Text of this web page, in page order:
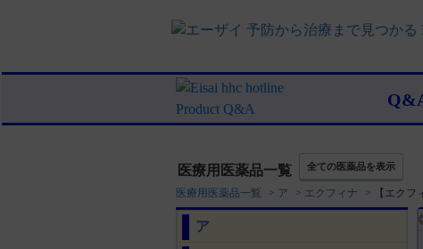
医療用医薬品一覧 全ての医薬品を表示
医療用医薬品一覧 > ア > エクフィナ > 【エク
ア